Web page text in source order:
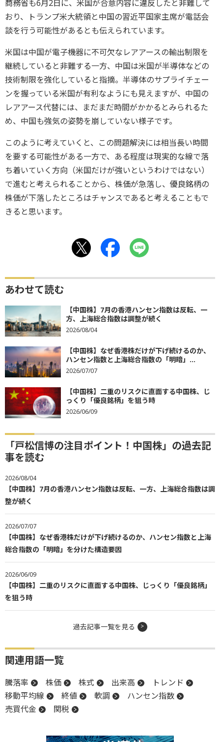
商務省も6月2日に、米国が合意内容に違反したと非難して
おり、トランプ米大統領と中国の習近平国家主席が電話会
談を行う可能性があるとも伝えられています。
米国は中国が電子機器に不可欠なレアアースの輸出制限を
継続していると非難する一方、中国は米国が半導体などの
技術制限を強化していると指摘。半導体のサプライチェー
ンを握っている米国が有利なようにも見えますが、中国の
レアアース代替には、まだまだ時間がかかるとみられるた
め、中国も強気の姿勢を崩していない様子です。
このように考えていくと、この問題解決には相当長い時間
を要する可能性がある一方で、ある程度は現実的な線で落
ち着いていく方向（米国だけが強いというわけではない）
で進むと考えられることから、株価が急落し、優良銘柄の
株価が下落したところはチャンスであると考えることもで
きると思います。
あわせて読む
【中国株】7月の香港ハンセン指数は反転、一
方、上海総合指数は調整が続く
2026/08/04
【中国株】なぜ香港株だけが下げ続けるのか、
ハンセン指数と上海総合指数の「明暗」...
2026/07/07
【中国株】二重のリスクに直面する中国株、じ
っくり「優良銘柄」を狙う時
2026/06/09
「戸松信博の注目ポイント！中国株」の過去記
事を読む
2026/08/04
【中国株】7月の香港ハンセン指数は反転、一方、上海総合指数は調
整が続く
2026/07/07
【中国株】なぜ香港株だけが下げ続けるのか、ハンセン指数と上海
総合指数の「明暗」を分けた構造要因
2026/06/09
【中国株】二重のリスクに直面する中国株、じっくり「優良銘柄」
を狙う時
過去記事一覧を見る
関連用語一覧
騰落率 株価 株式 出来高
トレンド
移動平均線
終値 軟調
ハンセン指数
売買代金
関税